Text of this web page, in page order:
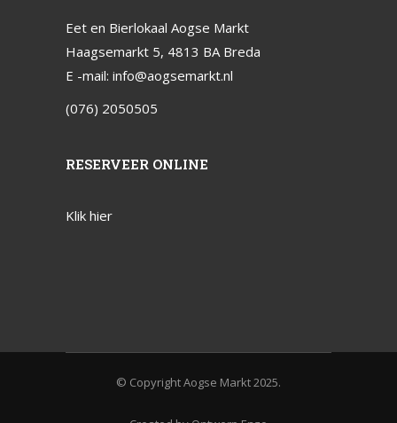
Eet en Bierlokaal Aogse Markt
Haagsemarkt 5, 4813 BA Breda
E -mail: info@aogsemarkt.nl
(076) 2050505
RESERVEER ONLINE
Klik hier
© Copyright Aogse Markt 2025.